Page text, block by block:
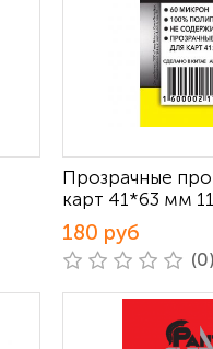
Прозрачные
карт 41*63 мм
180 руб